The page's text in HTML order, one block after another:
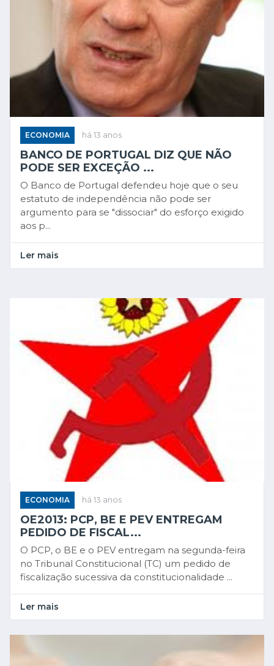
ECONOMIA há 13 anos
BANCO DE PORTUGAL DIZ QUE NÃO
PODE SER EXCEÇÃO ...
O Banco de Portugal defendeu hoje que o seu
estatuto de independência não pode ser
argumento para se "dissociar" do esforço exigido
aos p...
Ler mais
ECONOMIA há 13 anos
OE2013: PCP, BE E PEV ENTREGAM
PEDIDO DE FISCAL...
O PCP, o BE e o PEV entregam na segunda-feira
no Tribunal Constitucional (TC) um pedido de
fiscalização sucessiva da constitucionalidade ...
Ler mais